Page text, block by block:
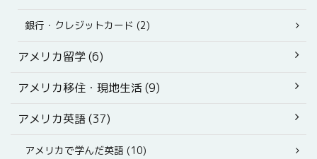
銀行・クレジットカード (2)
アメリカ留学 (6)
アメリカ移住・現地生活 (9)
アメリカ英語 (37)
アメリカで学んだ英語 (10)